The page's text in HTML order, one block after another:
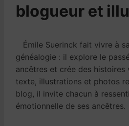
blogueur et
Émile Suerinck fait vivre à
généalogie : il explore le
ancêtres et crée des histoires
texte, illustrations et photos
blog, il invite chacun à
émotionnelle de ses ancêtres.